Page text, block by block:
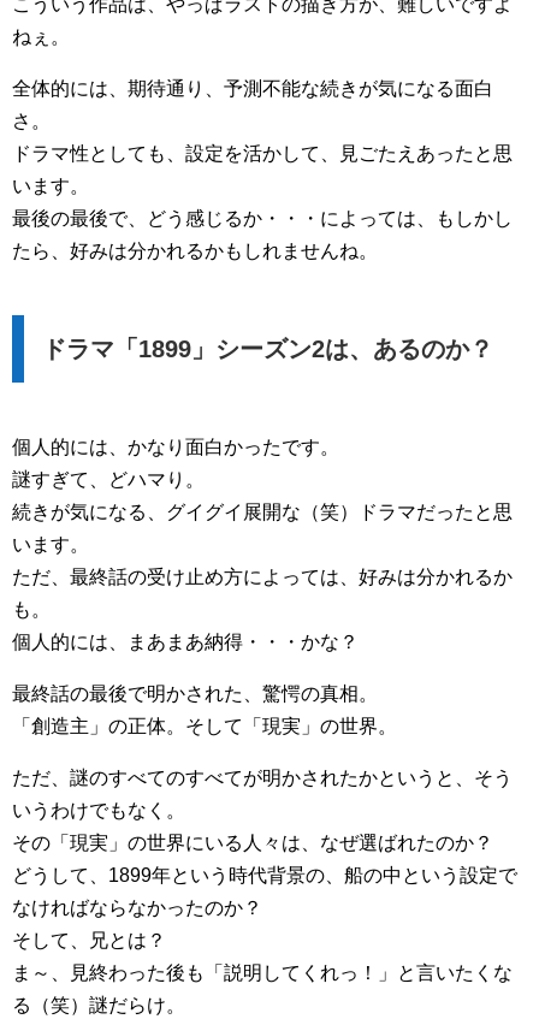
こういう作品は、やっぱラストの描き方が、難しいですよ
ねぇ。
全体的には、期待通り、予測不能な続きが気になる面白
さ。
ドラマ性としても、設定を活かして、見ごたえあったと思
います。
最後の最後で、どう感じるか・・・によっては、もしかし
たら、好みは分かれるかもしれませんね。
ドラマ「1899」シーズン2は、あるのか？
個人的には、かなり面白かったです。
謎すぎて、どハマり。
続きが気になる、グイグイ展開な（笑）ドラマだったと思
います。
ただ、最終話の受け止め方によっては、好みは分かれるか
も。
個人的には、まあまあ納得・・・かな？
最終話の最後で明かされた、驚愕の真相。
「創造主」の正体。そして「現実」の世界。
ただ、謎のすべてのすべてが明かされたかというと、そう
いうわけでもなく。
その「現実」の世界にいる人々は、なぜ選ばれたのか？
どうして、1899年という時代背景の、船の中という設定で
なければならなかったのか？
そして、兄とは？
ま～、見終わった後も「説明してくれっ！」と言いたくな
る（笑）謎だらけ。